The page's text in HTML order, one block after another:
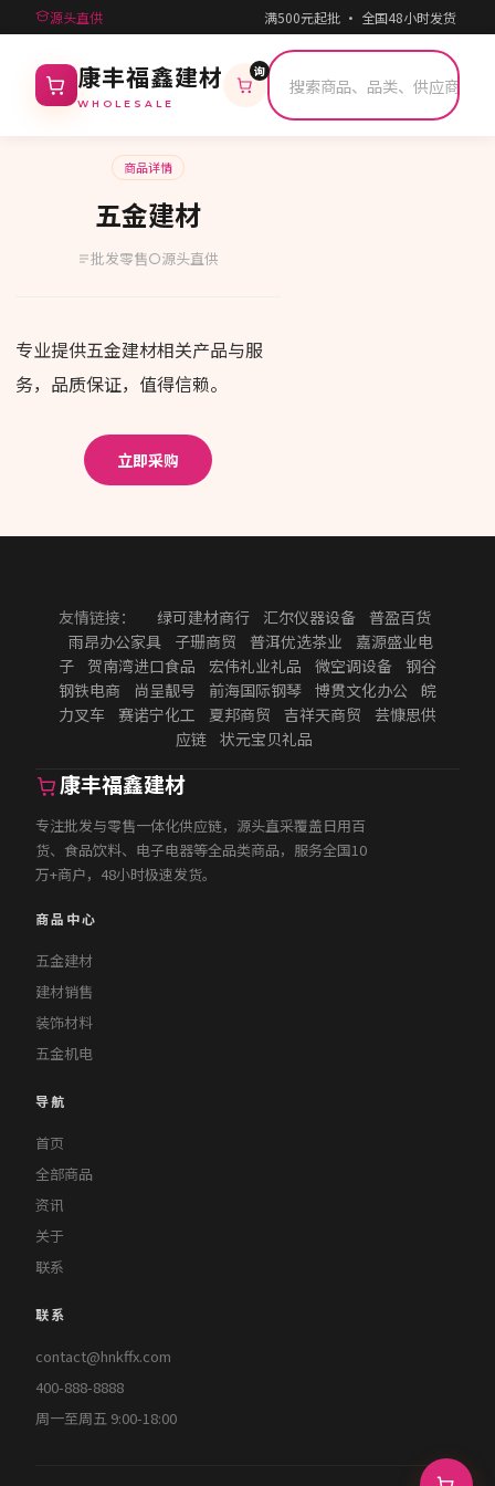
源头直供 满500元起批 · 全国48小时发货 · 一
康丰福鑫建材
WHOLESALE
询
商品详情
五金建材
批发零售 源头直供
专业提供五金建材相关产品与服
务，品质保证，值得信赖。
立即采购
友情链接： 绿可建材商行 汇尔仪器设备
普盈百货
雨昂办公家具
子珊商贸 普洱优选茶业
嘉源盛业电
子
贺南湾进口食品 宏伟礼业礼品 微空调设备
钢谷
钢铁电商
尚呈靓号 前海国际钢琴 博贯文化办公
皖
力叉车
赛诺宁化工 夏邦商贸 吉祥天商贸
芸慷思供
应链 状元宝贝礼品
康丰福鑫建材
专注批发与零售一体化供应链，源头直采覆盖日用百
货、食品饮料、电子电器等全品类商品，服务全国10
万+商户，48小时极速发货。
商品中心
五金建材
建材销售
装饰材料
五金机电
导航
首页
全部商品
资讯
关于
联系
联系
contact@hnkffx.com
400-888-8888
周一至周五 9:00-18:00